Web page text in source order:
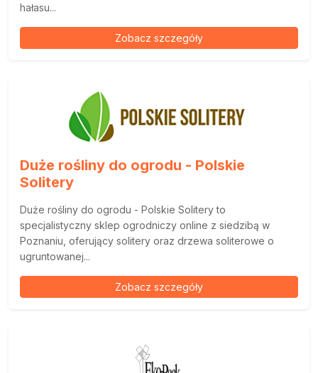
hałasu...
Zobacz szczegóły
Duże rośliny do ogrodu - Polskie
Solitery
Duże rośliny do ogrodu - Polskie Solitery to
specjalistyczny sklep ogrodniczy online z siedzibą w
Poznaniu, oferujący solitery oraz drzewa soliterowe o
ugruntowanej...
Zobacz szczegóły